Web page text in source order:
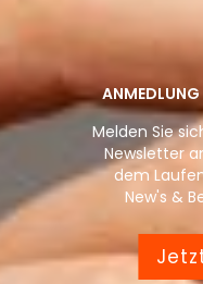
ANMEDLUNG
Melden Sie
Newsletter
dem
New's &